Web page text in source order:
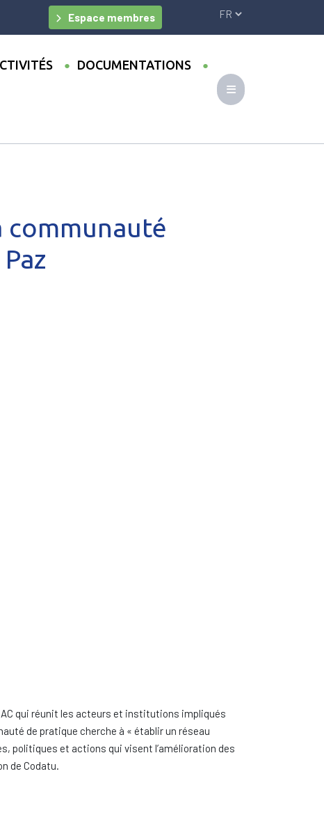
Espace membres
DOCUMENTATIONS
communauté
qui réunit les acteurs et institutions impliqués
de pratique cherche à « établir un réseau
politiques et actions qui visent l’amélioration des
de Codatu.